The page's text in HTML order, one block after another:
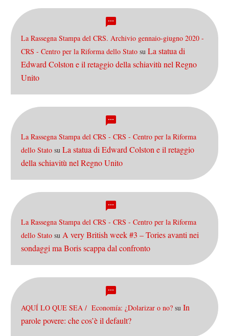
La Rassegna Stampa del CRS. Archivio gennaio-giugno 2020 -
CRS - Centro per la Riforma dello Stato su La statua di
Edward Colston e il retaggio della schiavitù nel Regno
Unito
La Rassegna Stampa del CRS - CRS - Centro per la Riforma
dello Stato su La statua di Edward Colston e il retaggio
della schiavitù nel Regno Unito
La Rassegna Stampa del CRS - CRS - Centro per la Riforma
dello Stato su A very British week #3 – Tories avanti nei
sondaggi ma Boris scappa dal confronto
AQUÍ LO QUE SEA / Economía: ¿Dolarizar o no? su In
parole povere: che cos’è il default?